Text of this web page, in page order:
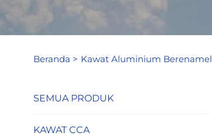
Beranda > Kawat Aluminium Berenamel
SEMUA PRODUK
KAWAT CCA